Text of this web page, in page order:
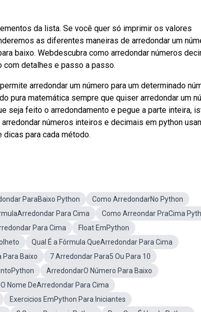
da lista. Se você quer só imprimir os valores
as diferentes maneiras de arredondar um
baixo. Webdescubra como arredondar números
com detalhes e passo a passo.
arredondar um número para um determinado
pura matemática sempre que quiser arredondar um
seja feito o arredondamento e pegue a parte inteira,
números inteiros e decimais em python
para cada método.
ParaBaixo Python
Como ArredondarNo Python
Para Cima
Como Arreondar PraCima
Para Cima
Float EmPython
Qual É a Fórmula QueArredondar Para Cima
Para Baixo
7 Arredondar Para5 Ou Para 10
ArredondarO Número Para Baixo
O Nome DeArredondar Para Cima
Exercicios EmPython Para Iniciantes